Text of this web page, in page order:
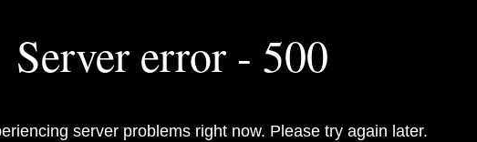
Server error - 500
server problems right now. Please try again later.